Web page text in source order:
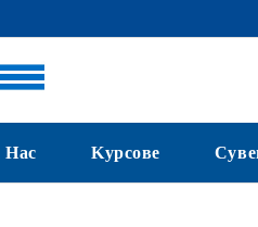
Нас Kурсове